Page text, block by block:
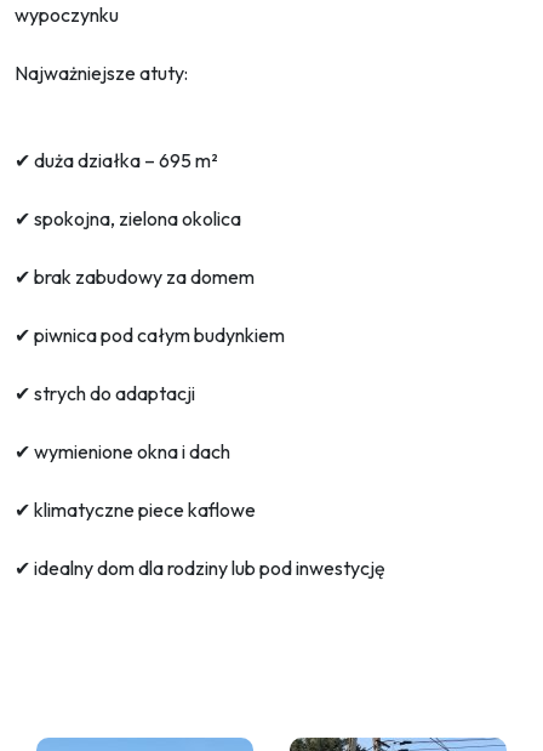
wypoczynku
Najważniejsze atuty:
✔ duża działka – 695 m²
✔ spokojna, zielona okolica
✔ brak zabudowy za domem
✔ piwnica pod całym budynkiem
✔ strych do adaptacji
✔ wymienione okna i dach
✔ klimatyczne piece kaflowe
✔ idealny dom dla rodziny lub pod inwestycję